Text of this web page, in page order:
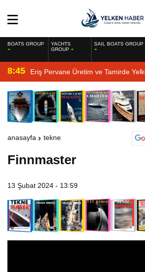
BOATS GROUP
YACHTS
GROUP
SAIL BOATS GROUP
8:45 Eriş Pervane Üretim ve Tamirde
anasayfa tekne
Finnmaster
13 Şubat 2024 - 13:59